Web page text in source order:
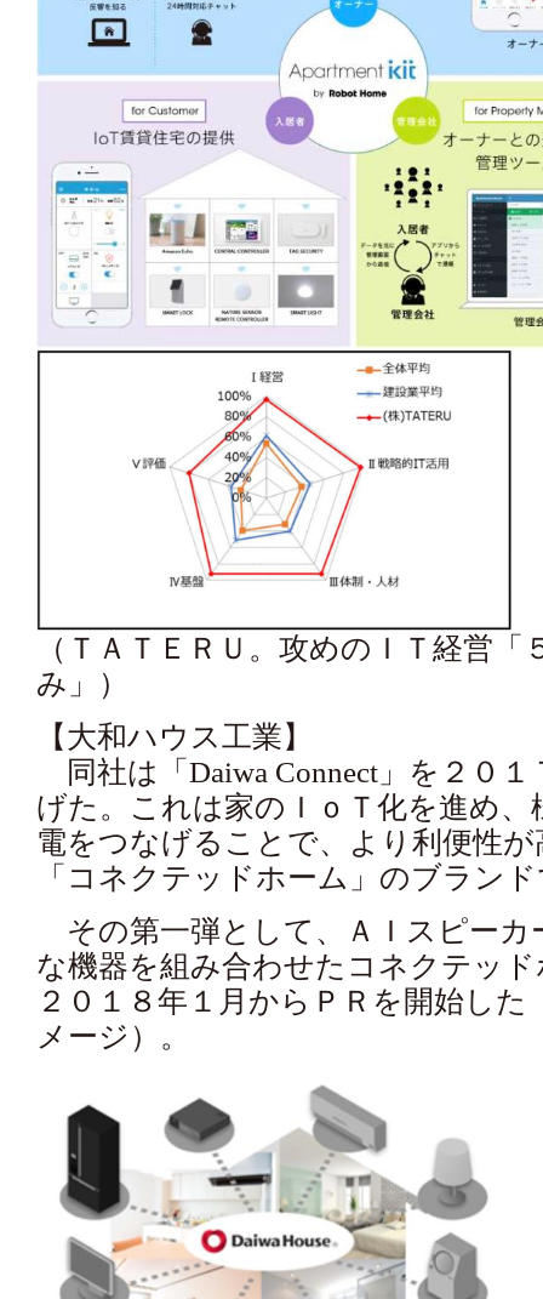
（ＴＡＴＥＲＵ。攻めのＩＴ経営「
み」）
【大和ハウス工業】
同社は「Daiwa Connect」を２０
げた。これは家のＩｏＴ化を進め、
電をつなげることで、より利便性
「コネクテッドホーム」のブラン
その第一弾として、ＡＩスピーカ
な機器を組み合わせたコネクテッ
２０１８年１月からＰＲを開始し
メージ）。